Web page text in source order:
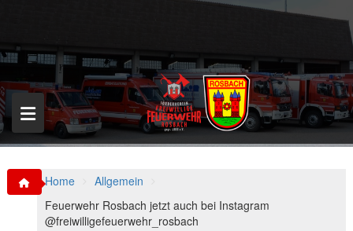
p
o
c
o
n
t
Home
Allgemein
Feuerwehr Rosbach jetzt auch bei Instagram
@freiwilligefeuerwehr_rosbach